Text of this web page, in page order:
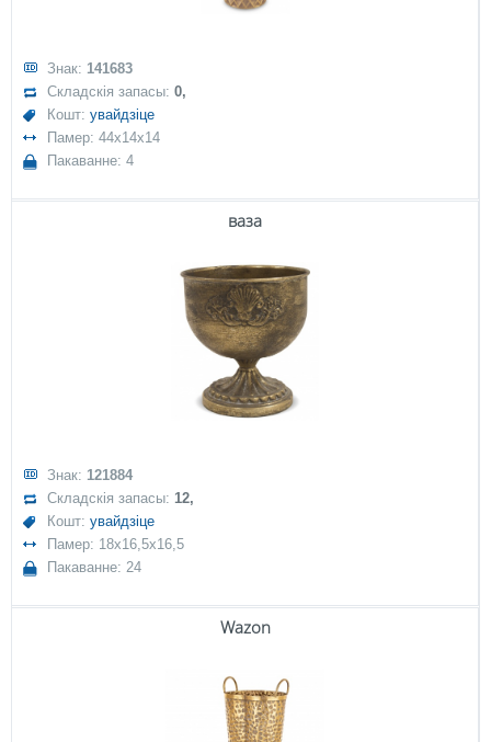
Знак: 141683
Складскія запасы:0,
Кошт:увайдзіце
Памер: 44x14x14
Пакаванне: 4
ваза
Знак: 121884
Складскія запасы: 12,
Кошт:увайдзіце
Памер: 18x16,5x16,5
Пакаванне: 24
Wazon